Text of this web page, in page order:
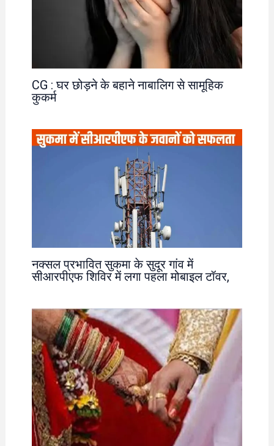
CG : घर छोड़ने के बहाने नाबालिग से सामूहिक
कुकर्म
नक्सल प्रभावित सुकमा के सुदूर गांव में
सीआरपीएफ शिविर में लगा पहला मोबाइल टॉवर,